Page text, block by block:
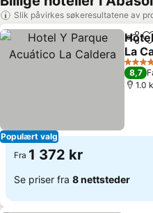
Slik påvirkes søkeresultatene av
Populært valg
Del
La
Se
4
8,7
1.0
Fra 1 372 kr
Se priser fra 8 nettsteder